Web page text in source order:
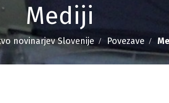
Mediji
novinarjev Slovenije Povezave